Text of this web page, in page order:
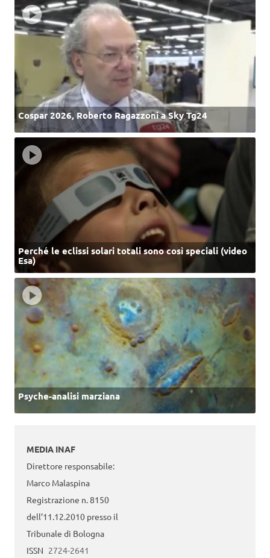
Cospar 2026, Roberto Ragazzoni a Sky Tg24
Perché le eclissi solari totali sono così speciali (video
Esa)
Psyche-analisi marziana
MEDIA INAF
Direttore responsabile:
Marco Malaspina
Registrazione n. 8150
dell’11.12.2010 presso il
Tribunale di Bologna
ISSN 2724-2641